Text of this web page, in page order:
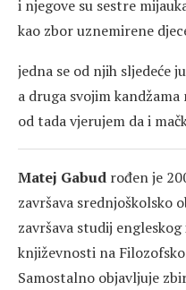
i njegove su sestre
kao zbor uznemirene
jedna se od njih sljedeće
a druga svojim
od tada vjerujem da i
Matej Gabud rođen je
završava srednjoškolsko
završava studij
književnosti na
Samostalno objavljuje